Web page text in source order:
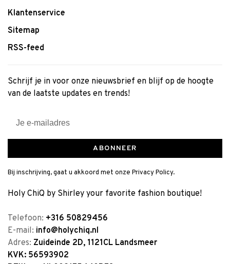
Klantenservice
Sitemap
RSS-feed
Schrijf je in voor onze nieuwsbrief en blijf op de hoogte
van de laatste updates en trends!
ABONNEER
Bij inschrijving, gaat u akkoord met onze Privacy Policy.
Holy ChiQ by Shirley your favorite fashion boutique!
Telefoon: +316 50829456
E-mail: info@holychiq.nl
Adres: Zuideinde 2D, 1121CL Landsmeer
KVK: 56593902